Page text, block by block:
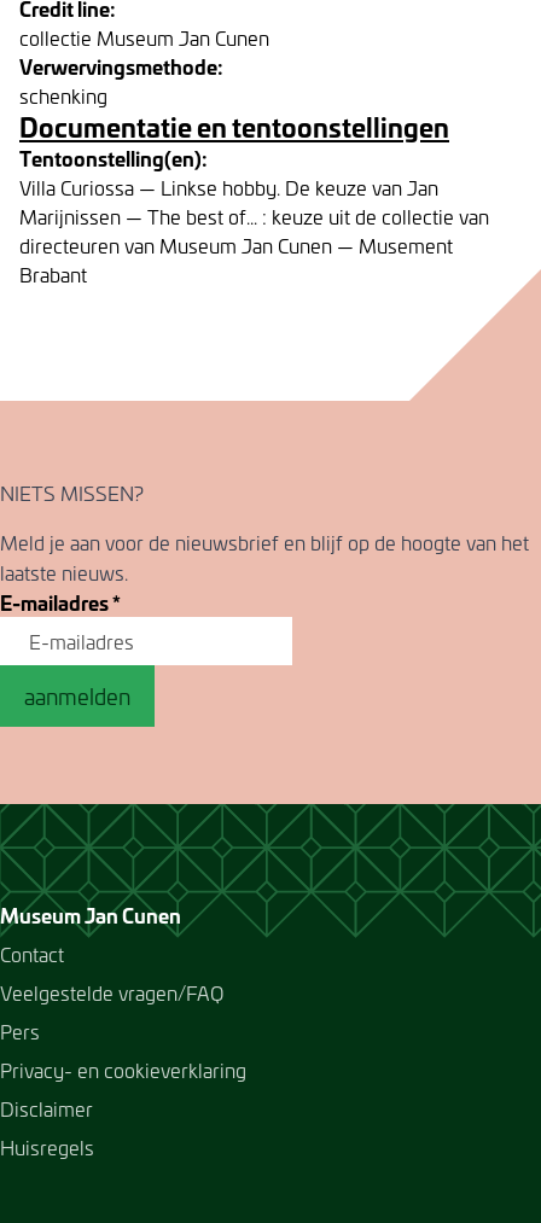
Credit line:
collectie Museum Jan Cunen
Verwervingsmethode:
schenking
Documentatie en tentoonstellingen
Tentoonstelling(en):
Villa Curiossa — Linkse hobby. De keuze van Jan
Marijnissen — The best of... : keuze uit de collectie van
directeuren van Museum Jan Cunen — Musement
Brabant
NIETS MISSEN?
Meld je aan voor de nieuwsbrief en blijf op de hoogte van het
laatste nieuws.
E-mailadres*
aanmelden
Museum Jan Cunen
Contact
Veelgestelde vragen/FAQ
Pers
Privacy- en cookieverklaring
Disclaimer
Huisregels